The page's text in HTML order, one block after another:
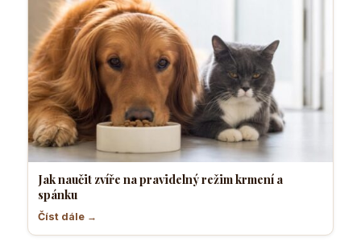
Jak naučit zvíře na pravidelný režim krmení a
spánku
Číst dále →